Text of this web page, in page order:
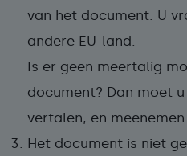
van het document. U
andere EU-land.
Is er geen meertalig
document? Dan moet
vertalen, en
Het document is niet